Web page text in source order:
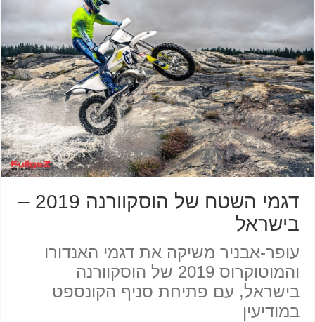
דגמי השטח של הוסקוורנה 2019 –
בישראל
עופר-אבניר משיקה את דגמי האנדורו
והמוטוקרוס 2019 של הוסקוורנה
בישראל, עם פתיחת סניף הקונספט
במודיעין